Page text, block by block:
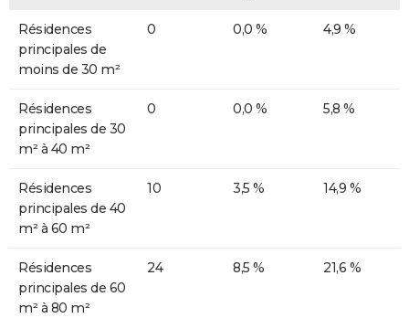
Résidences
principales de
moins de 30 m²
0 0,0 % 4,9 %
Résidences
principales de 30
m² à 40 m²
0 0,0 % 5,8 %
Résidences
principales de 40
m² à 60 m²
10 3,5 % 14,9 %
Résidences
principales de 60
m² à 80 m²
24 8,5 % 21,6 %